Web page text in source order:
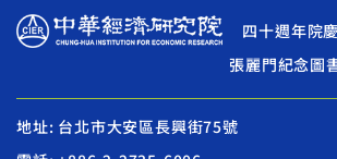
四十週年院慶
張麗門紀念圖
地址: 台北市大安區長興街75號